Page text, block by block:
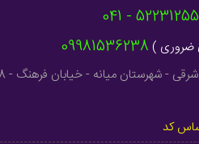
52231255 - 041
ضروری ) 09981536238
کد